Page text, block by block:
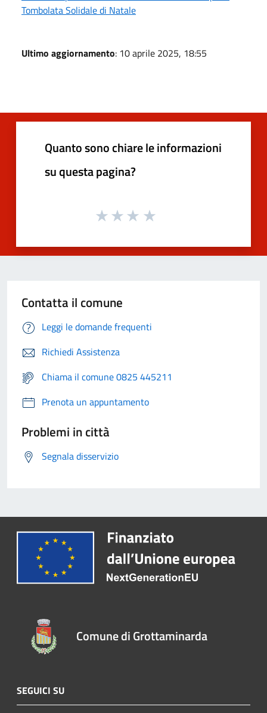
Tombolata Solidale di Natale
Ultimo aggiornamento: 10 aprile 2025, 18:55
Quanto sono chiare le informazioni
su questa pagina?
Contatta il comune
Leggi le domande frequenti
Richiedi Assistenza
Chiama il comune 0825 445211
Prenota un appuntamento
Problemi in città
Segnala disservizio
Comune di Grottaminarda
SEGUICI SU